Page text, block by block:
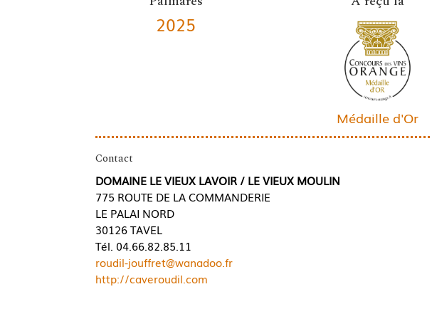
2025
Médaille d'Or
Contact
DOMAINE LE VIEUX LAVOIR / LE VIEUX MOULIN
775 ROUTE DE LA COMMANDERIE
LE PALAI NORD
30126 TAVEL
Tél. 04.66.82.85.11
roudil-jouffret@wanadoo.fr
http://caveroudil.com